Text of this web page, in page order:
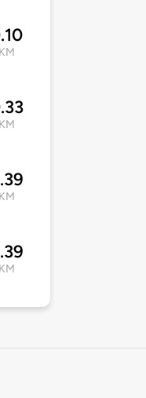
KM
KM
KM
KM